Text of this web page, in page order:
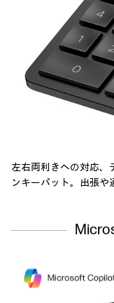
左右両利きへの対応、
ンキーパット。 出張や